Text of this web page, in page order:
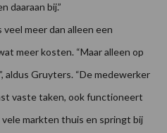
daaraan bij.”
meer dan alleen een
meer kosten. “Maar alleen op
aldus Gruyters. “De medewerker
vaste taken, ook functioneert
vele markten thuis en springt bij